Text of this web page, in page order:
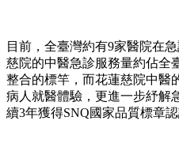
目前，全臺灣約有9家醫院在
慈院的中醫急診服務量約佔全
整合的標竿，而花蓮慈院中醫
病人就醫體驗，更進一步紓解
續3年獲得SNQ國家品質標章認